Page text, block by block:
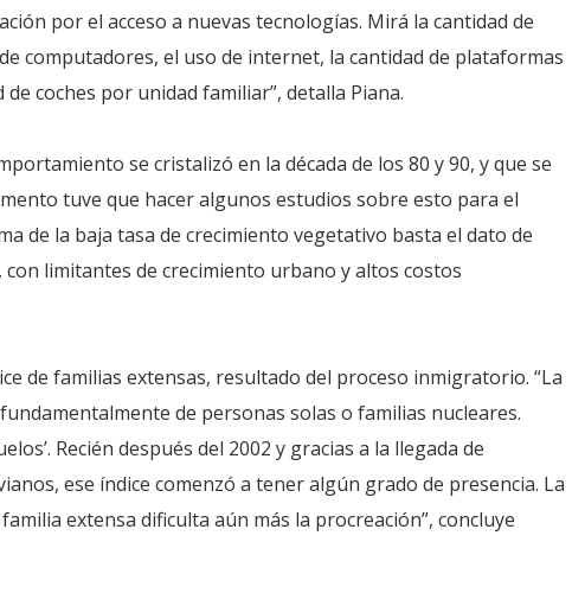
por el acceso a nuevas tecnologías. Mirá la cantidad de
computadores, el uso de internet, la cantidad de plataformas
coches por unidad familiar”, detalla Piana.
se cristalizó en la década de los 80 y 90, y que se
tuve que hacer algunos estudios sobre esto para el
de la baja tasa de crecimiento vegetativo basta el dato de
limitantes de crecimiento urbano y altos costos
de familias extensas, resultado del proceso inmigratorio. “La
de personas solas o familias nucleares.
Recién después del 2002 y gracias a la llegada de
ese índice comenzó a tener algún grado de presencia. La
extensa dificulta aún más la procreación”, concluye